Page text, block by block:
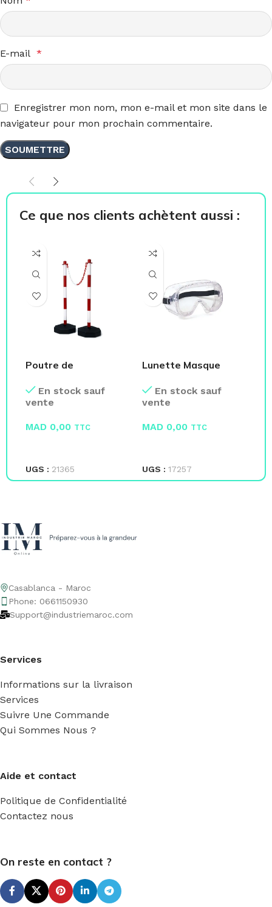
E-mail *
Enregistrer mon nom, mon e-mail et mon site dans le
navigateur pour mon prochain commentaire.
Ce que nos clients achètent aussi :
Poutre de
et Blanc
En stock sauf
vente
MAD 0,00 TTC
UGS : 21365
Lunette Masque
En stock sauf
vente
MAD 0,00 TTC
UGS : 17257
Casablanca - Maroc
Phone: 0661150930
Support@industriemaroc.com
Services
Informations sur la livraison
Services
Suivre Une Commande
Qui Sommes Nous ?
Aide et contact
Politique de Confidentialité
Contactez nous
On reste en contact ?